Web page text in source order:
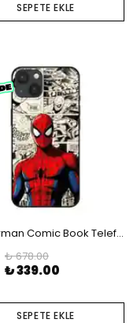
SEPETE EKLE
Spiderman Comic Book Telefon Kılıfı
₺ 678.00
₺ 339.00
SEPETE EKLE